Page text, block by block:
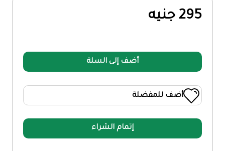
295 جنيه
أضف إلى السلة
أضف للمفضلة
إتمام الشراء